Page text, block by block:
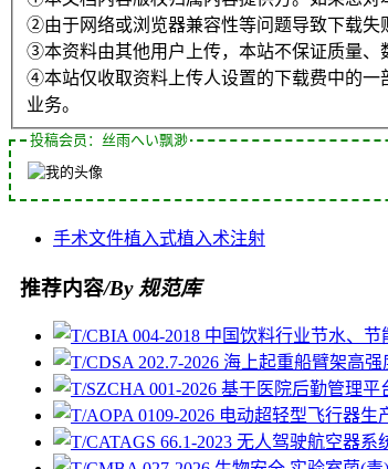
②由于网络或浏览器兼容性等问题导致下载失
③本资料由其他用户上传，本站不保证质量、
④本站仅收取资料上传人设置的下载费中的一
业务。
投稿会员：丝雨へい飘渺
手术文件植入式植入术注射
推荐内容/By 规范库